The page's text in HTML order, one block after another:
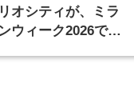
オシティが、ミラ
ウィーク2026で共